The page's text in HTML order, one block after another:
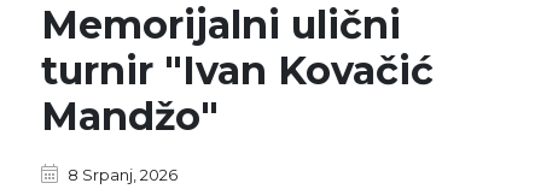
Memorijalni ulični
turnir "Ivan Kovačić
Mandžo"
8 Srpanj, 2026